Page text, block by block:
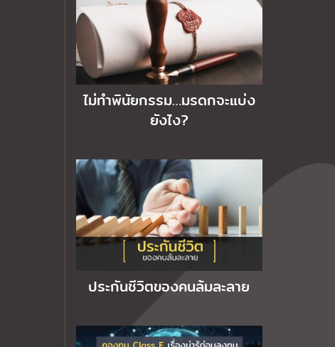
ไม่ทำพินัยกรรม…มรดกจะแบ่ง
ยังไง?
ประกันชีวิตของคนล้มละลาย